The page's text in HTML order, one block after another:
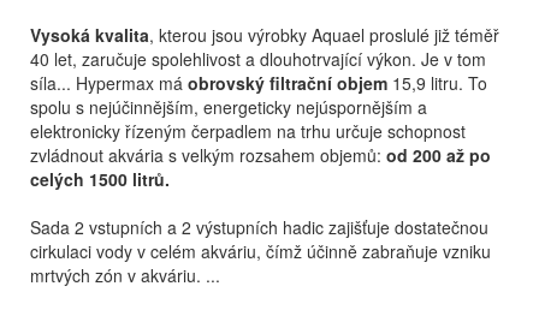
Vysoká kvalita, kterou jsou výrobky Aquael proslulé již téměř
40 let, zaručuje spolehlivost a dlouhotrvající výkon. Je v tom
síla... Hypermax má obrovský filtrační objem 15,9 litru. To
spolu s nejúčinnějším, energeticky nejúspornějším a
elektronicky řízeným čerpadlem na trhu určuje schopnost
zvládnout akvária s velkým rozsahem objemů: od 200 až po
celých 1500 litrů.
Sada 2 vstupních a 2 výstupních hadic zajišťuje dostatečnou
cirkulaci vody v celém akváriu, čímž účinně zabraňuje vzniku
mrtvých zón v akváriu. ...